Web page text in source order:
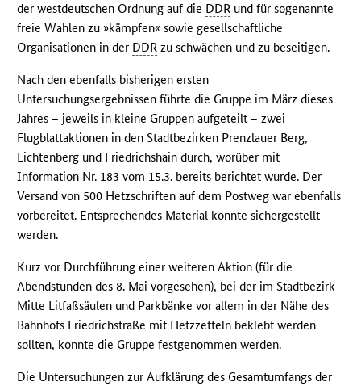
der westdeutschen Ordnung auf die DDR und für sogenannte
freie Wahlen zu »kämpfen« sowie gesellschaftliche
Organisationen in der DDR zu schwächen und zu beseitigen.
Nach den ebenfalls bisherigen ersten
Untersuchungsergebnissen führte die Gruppe im März dieses
Jahres – jeweils in kleine Gruppen aufgeteilt – zwei
Flugblattaktionen in den Stadtbezirken Prenzlauer Berg,
Lichtenberg und Friedrichshain durch, worüber mit
Information Nr. 183 vom 15.3. bereits berichtet wurde. Der
Versand von 500 Hetzschriften auf dem Postweg war ebenfalls
vorbereitet. Entsprechendes Material konnte sichergestellt
werden.
Kurz vor Durchführung einer weiteren Aktion (für die
Abendstunden des 8. Mai vorgesehen), bei der im Stadtbezirk
Mitte Litfaßsäulen und Parkbänke vor allem in der Nähe des
Bahnhofs Friedrichstraße mit Hetzzetteln beklebt werden
sollten, konnte die Gruppe festgenommen werden.
Die Untersuchungen zur Aufklärung des Gesamtumfangs der